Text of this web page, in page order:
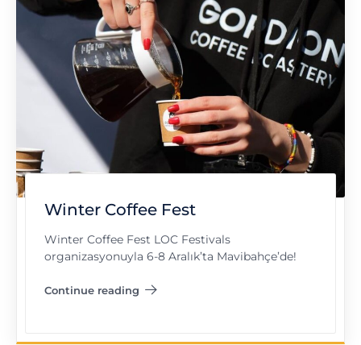
Winter Coffee Fest
Winter Coffee Fest LOC Festivals
organizasyonuyla 6-8 Aralık’ta Mavibahçe’de!
Continue reading
"Winter Coffee Fest"